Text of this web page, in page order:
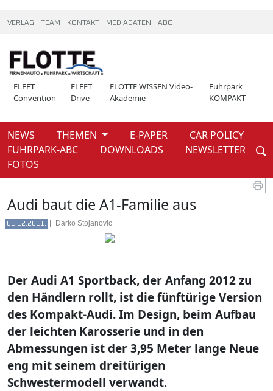
VERLAG TEAM KONTAKT MEDIADATEN ABO
FLEET
Convention
FLEET
Drive
FLOTTE WISSEN Video-
Akademie
Fuhrpark
KOMPAKT
NEWS THEMEN E-PAPER
CAR POLICY
FUHRPARK-ABC
DOWNLOADS
NEWSLETTER
FOTOS
Weiter
News
Audi baut die A1-Familie aus
01.12.2011. Darko Stojanovic
Der Audi A1 Sportback, der Anfang 2012 zu
den Händlern rollt, ist die fünftürige Version
des Kompakt-Audi. Im Design, beim Aufbau
der leichten Karosserie und in den
Abmessungen ist der 3,95 Meter lange Neue
eng mit seinem dreitürigen
Schwestermodell verwandt.